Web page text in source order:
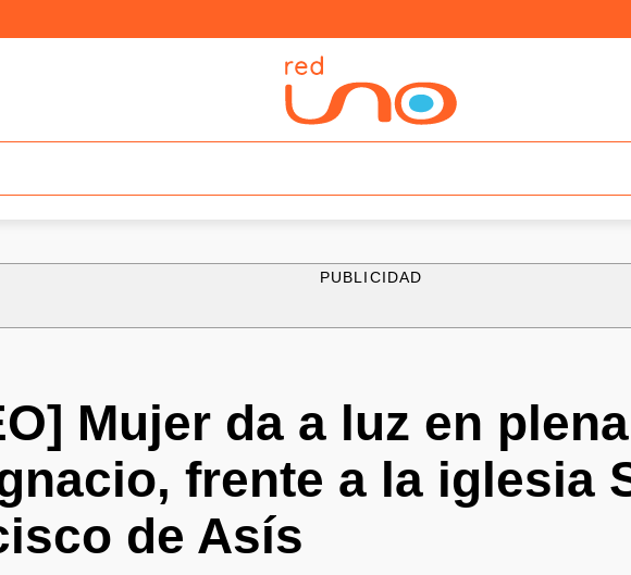
PUBLICIDAD
Mujer da a luz en
frente a la iglesia
de Asís